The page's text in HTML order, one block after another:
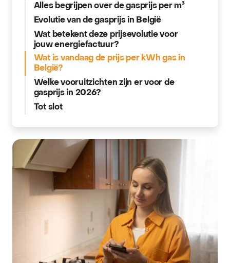
Alles begrijpen over de gasprijs per m³
Evolutie van de gasprijs in België
Wat betekent deze prijsevolutie voor
jouw energiefactuur?
Wat is vandaag de prijs per kWh gas in
België?
Welke vooruitzichten zijn er voor de
gasprijs in 2026?
Tot slot